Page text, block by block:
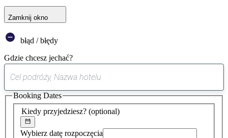
Zamknij okno
błąd / błędy
Gdzie chcesz jechać?
sugestia
została
znaleziona
Kiedy przyjedziesz? (optional)
Wybierz datę rozpoczęcia
Booking Dates